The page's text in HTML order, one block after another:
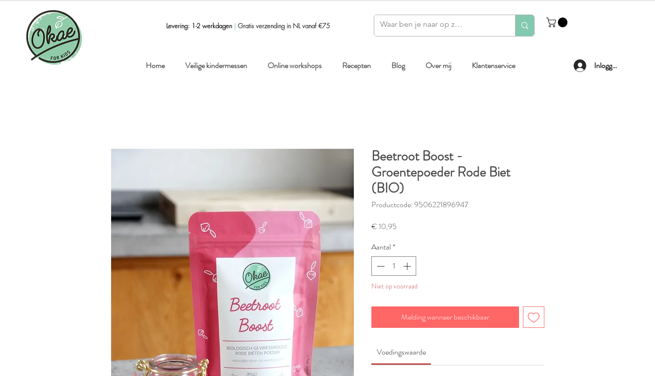
Levering: 1-2 werkdagen | Gratis verzending in NL vanaf €75
Home Veilige kindermessen Online workshops Recepten Blog Over mij Klantenservice Inloggen
Beetroot Boost -
Groentepoeder Rode Biet
(BIO)
Productcode: 9506221896947
€ 10,95
Aantal *
Niet op voorraad
Melding wanneer beschikbaar
Voedingswaarde